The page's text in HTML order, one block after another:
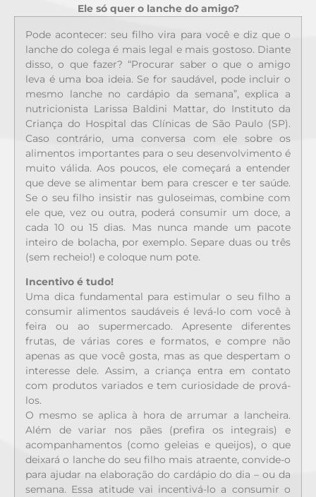
Ele só quer o lanche do amigo?
Pode acontecer: seu filho vira para você e diz que o
lanche do colega é mais legal e mais gostoso. Diante
disso, o que fazer? “Procurar saber o que o amigo
leva é uma boa ideia. Se for saudável, pode incluir o
mesmo lanche no cardápio da semana”, explica a
nutricionista Larissa Baldini Mattar, do Instituto da
Criança do Hospital das Clínicas de São Paulo (SP).
Caso contrário, uma conversa com ele sobre os
alimentos importantes para o seu desenvolvimento é
muito válida. Aos poucos, ele começará a entender
que deve se alimentar bem para crescer e ter saúde.
Se o seu filho insistir nas guloseimas, combine com
ele que, vez ou outra, poderá consumir um doce, a
cada 10 ou 15 dias. Mas nunca mande um pacote
inteiro de bolacha, por exemplo. Separe duas ou três
(sem recheio!) e coloque num pote.
Incentivo é tudo!
Uma dica fundamental para estimular o seu filho a
consumir alimentos saudáveis é levá-lo com você à
feira ou ao supermercado. Apresente diferentes
frutas, de várias cores e formatos, e compre não
apenas as que você gosta, mas as que despertam o
interesse dele. Assim, a criança entra em contato
com produtos variados e tem curiosidade de prová-
los.
O mesmo se aplica à hora de arrumar a lancheira.
Além de variar nos pães (prefira os integrais) e
acompanhamentos (como geleias e queijos), o que
deixará o lanche do seu filho mais atraente, convide-o
para ajudar na elaboração do cardápio do dia – ou da
semana. Essa atitude vai incentivá-lo a consumir o